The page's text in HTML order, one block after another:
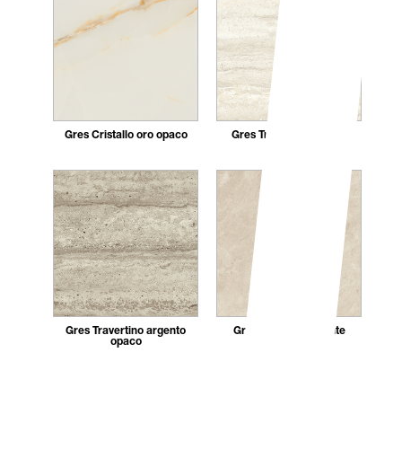
Gres Cristallo oro opaco
Gres Travertino bianco
Gres Travertino argento
opaco
Gres Crema diamante